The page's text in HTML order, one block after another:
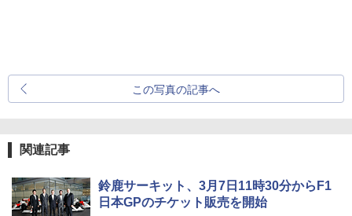
この写真の記事へ
関連記事
鈴鹿サーキット、3月7日11時30分からF1
日本GPのチケット販売を開始